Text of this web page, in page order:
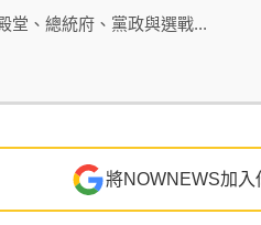
堂、總統府、黨政與選戰...
將NOWNEWS加入